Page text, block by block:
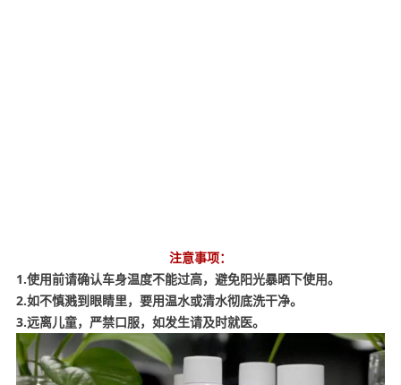
注意事项：
1.使用前请确认车身温度不能过高，避免阳光暴晒下使用。
2.如不慎溅到眼睛里，要用温水或清水彻底洗干净。
3.远离儿童，严禁口服，如发生请及时就医。